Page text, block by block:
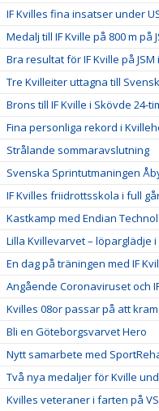
IF Kvilles fina insatser under
Medalj till IF Kville på 800 m på
Bra resultat för IF Kville på JSM
Tre Kvilleiter uttagna till
Brons till IF Kville i Skövde 24-
Fina personliga rekord i
Strålande sommaravslutning
Svenska Sprintutmaningen
IF Kvilles friidrottsskola i full
Kastkamp med Endian
Lilla Kvillevarvet – löparglädje
En dag på träningen med IF
Angående Coronaviruset och
Kvilles 08or passar på att
Bli en Göteborgsvarvet Hero
Nytt samarbete med
Två nya medaljer för Kville
Kvilles veteraner i farten på